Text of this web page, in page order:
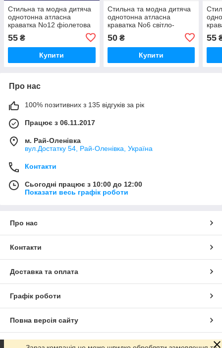
Стильна та модна дитяча
однотонна атласна
краватка No12 фіолетова
55 ₴
Купити
Стильна та модна дитяча
однотонна атласна
краватка No6 світло-
50₴
Купити
55
Про нас
100% позитивних з 135 відгуків за рік
Працює з 06.11.2017
м. Рай-Оленівка
вул.Достатку 54, Рай-Оленівка, Україна
Контакти
Сьогодні працює з 10:00 до 12:00
Показати весь графік роботи
Про нас
Контакти
Доставка та оплата
Графік роботи
Повна версія сайту
Сайт створено на маркетплейсі Prom.ua